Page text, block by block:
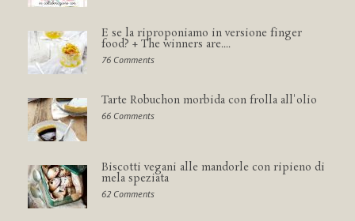
E se la riproponiamo in versione finger
food? + The winners are....
76 Comments
Tarte Robuchon morbida con frolla all'olio
66 Comments
Biscotti vegani alle mandorle con ripieno di
mela speziata
62 Comments